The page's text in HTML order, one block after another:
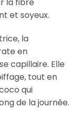
la fibre
et soyeux.
la
en
capillaire. Elle
tout en
qui
de la journée.